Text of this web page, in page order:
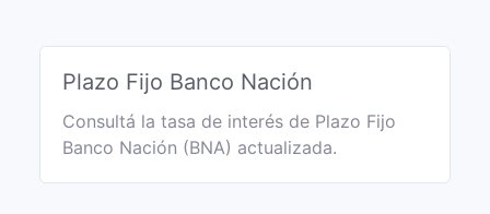
Plazo Fijo Banco Nación
Consultá la tasa de interés de Plazo Fijo
Banco Nación (BNA) actualizada.